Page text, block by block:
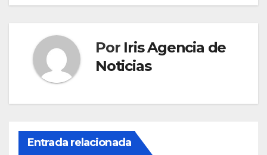
Por Iris Agencia de
Noticias
Entrada relacionada